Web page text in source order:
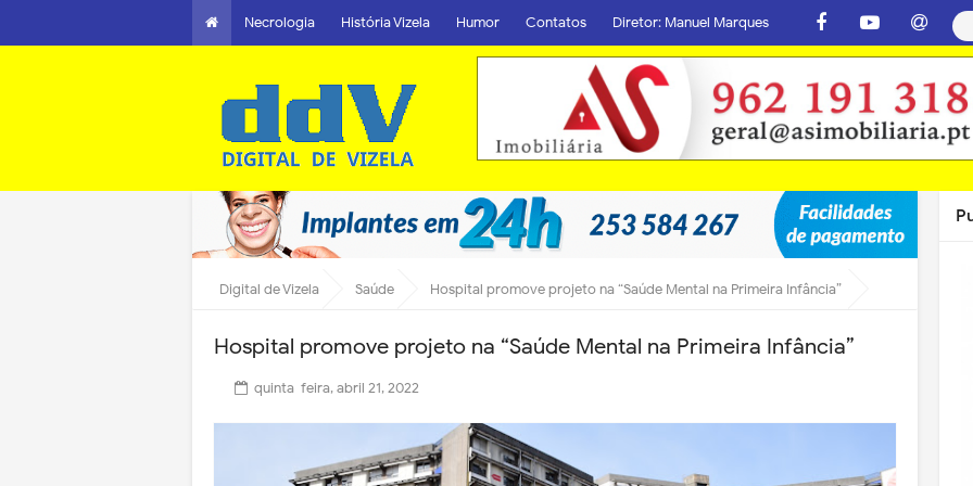
Necrologia História Vizela Humor Contatos Diretor: Manuel Marques
Digital de Vizela Saúde Hospital promove projeto na “Saúde Mental na Primeira Infância”
Hospital promove projeto na “Saúde Mental na Primeira Infância”
quinta-feira, abril 21, 2022